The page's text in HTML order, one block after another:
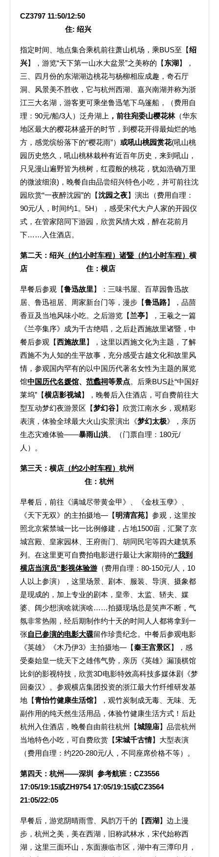
CZ3797 11:50/12:50
住: 绍兴
指定时间、地点集合乘机前往萧山机场，乘BUS至【绍
兴】，游览“天下第一山水大盆景”之美称的【东湖 】，
三、四月份的东湖湖边桃花与杨柳相应成趣，奇石厅
洞、风景美不胜收，它与杭州西湖、嘉兴南湖并称为浙
江三大名湖，游客更可乘坐鲁迅笔下乌篷船，（费用自
理：90元/船/3人）泛舟湖上 ， 前往宛委山樱花林（华东
地区最大的樱花林盛开的时节，到樱花开得最灿烂的地
方，感觉缤纷落下的“樱花雨”） 或吼山桃园赏花(吼山桃
园历史悠久，吼山桃林栽种有近百年历史，来到吼山，
只见漫山遍野皆为桃树，红霞般的桃花，犹如浩确万里
的微波细浪)，晚餐自由品尝绍兴特色小吃，并可前往沈
园欣赏“一夜醉沈园”的【沈园之夜】演出（费用自理：
90元/人，时间约1。5H），感受宋代大户人家的开园仪
式，在管家陪同下游园，欣赏风情大戏，醉在花前月
下……入住酒店。
第二天：绍兴 （约1小时车程）诸暨（约1小时车程） 横
店 住：横店
早餐后参观【鲁迅故里】：三味书屋、百草园鲁迅故
居、鲁迅祖居、周家新台门等，漫步【鲁迅路】，品茴
香豆及当地风味小吃。之后游览【兰亭】，王羲之一篇
《兰亭集序》成为千古绝唱，之后赴西施故里诸暨，中
餐后参观【西施故里】，这里以西施文化为主题，了解
西施不为人知的生平故事，充分感受古越文化和故里风
情，参观国内罕有的以中国历代著名女性为主题的展览
馆中国历代名媛馆、 范蠡祠等景点。后乘BUS赴“中国好
莱坞”【横店影视城】，晚餐后入住酒店，可自费前往大
型互动梦幻夜游景区【梦幻谷】欣赏江南水乡，观精彩
表演，体验全球最大火山实景演出《梦幻太极》，亲历
生态灾难体验——暴雨山洪。（门票自理：180元/
人）。
第三天：横店 （约2小时车程） 杭州
住：杭州
早餐后，前往《满城尽带黄金甲》、《金枝玉孽》、
《天下无双》的主拍摄地—【明清宫苑】参观，这里按
照北京紫禁城一比一比例修建，占地1500亩，汇聚了京
城宫殿、皇家园林、王府衙门、胡同民宅等四大建筑系
列。在这里更可自费拍电影进行最让大家期待的“我到
横店当演员”影视体验游 （费用自理：80-150元/人，10
人以上参演），这里场景、剧本、服装、导演、摄象都
是现成的，加上专业的剧本，皇帝、太监、轿夫、媒
婆、阔少想演啥就演啥……拍摄现场总是笑声不断，气
氛非常热闹，经后期制作约十天的时间人人都将拿到一
张自已参演的电影大碟留作珍贵纪念。中餐后参观电影
《英雄》《木乃伊3》主拍摄地—【秦王宫景区】，感
受秦始皇一统天下之雄伟气势，亲历《英雄》漏顶棋馆
比剑的影视特技，欣赏3D电影特效高科技多媒体剧《梦
回秦汉》。参观横店集团投资的浙江最大竹纤维研发基
地【青怡竹健康生活馆】，观竹炭制成无毒、无味、无
副作用的纯天然生活用品，体验竹健康生活方式！后赴
杭州入住酒店，晚餐自由前往杭州【城隍庙】品尝杭州
当地特色小吃，可自费欣赏【宋城千古情】大型表演
（费用自理：约220-280元/人，不同座席价格不等）。
第四天：杭州——深圳 参考航班：CZ3556
17:05/19:15或ZH9754 17:05/19:15或CZ3564
21:05/22:05
早餐后，游览阴晴雨雪、风韵万千的【西湖 】边上漫
步，杭州之美，美在西湖，旧称武林水，宋代始称西
湖，这里三面环山，东面濒临市区，湖中有三潭印月，